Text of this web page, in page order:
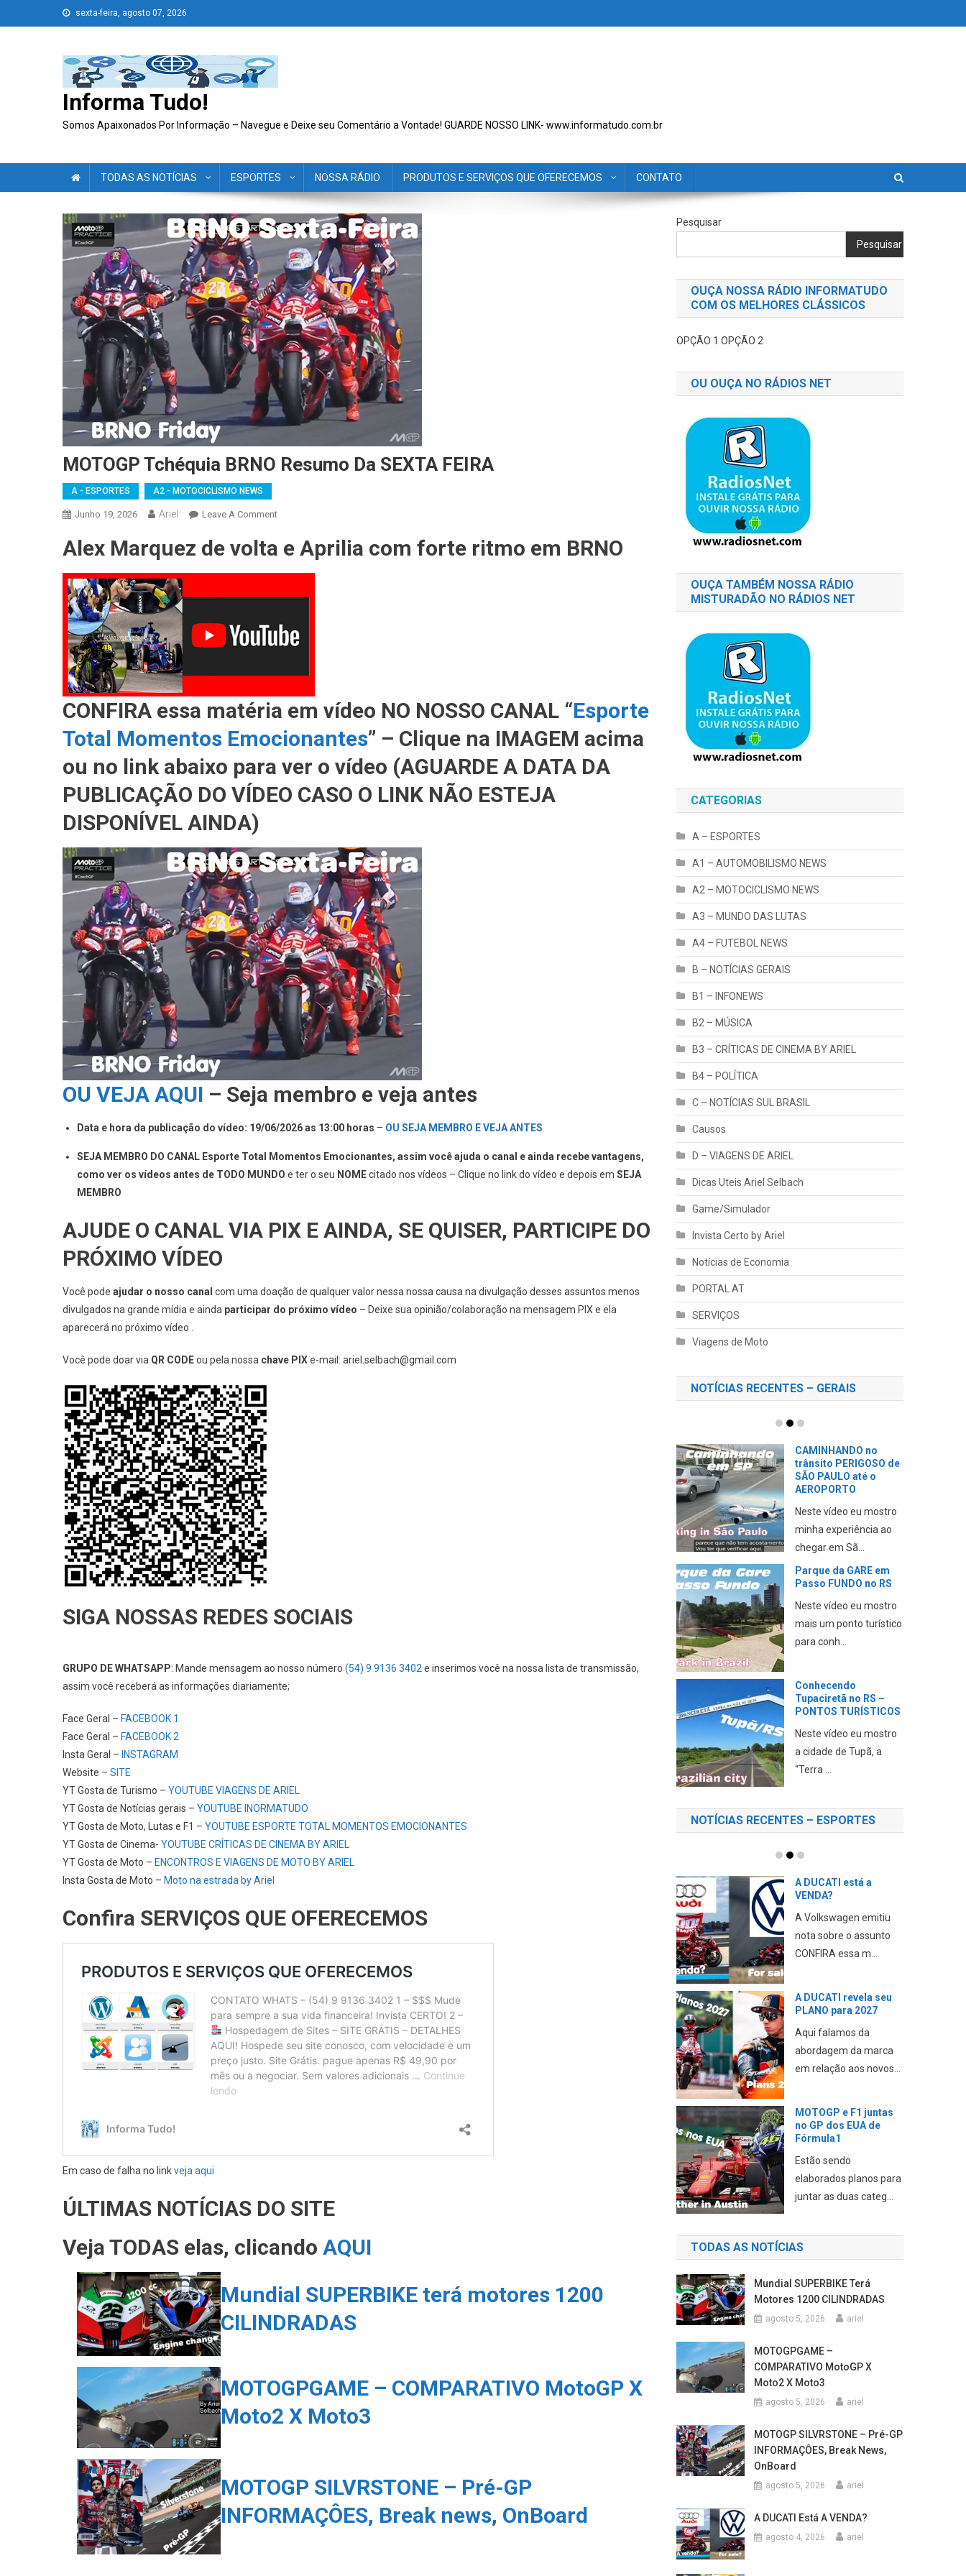
to
sexta-feira, agosto 07, 2026
Informa Tudo!
Somos Apaixonados Por Informação – Navegue e Deixe seu Comentário a Vontade! GUARDE NOSSO LINK- www.informatudo.com.br
TODAS AS NOTÍCIAS ESPORTES NOSSA RÁDIO PRODUTOS E SERVIÇOS QUE OFERECEMOS CONTATO
MOTOGP Tchéquia BRNO Resumo Da SEXTA FEIRA
A - ESPORTES A2 - MOTOCICLISMO NEWS
Junho 19, 2026 Ariel Leave A CommentOn
Tchéquia
Da
FEIRA
Alex Marquez de volta e Aprilia com forte ritmo em BRNO
CONFIRA essa matéria em vídeo NO NOSSO CANAL “Esporte
Total Momentos Emocionantes” – Clique na IMAGEM acima
ou no link abaixo para ver o vídeo (AGUARDE A DATA DA
PUBLICAÇÃO DO VÍDEO CASO O LINK NÃO ESTEJA
DISPONÍVEL AINDA)
OU VEJA AQUI – Seja membro e veja antes
Data e hora da publicação do vídeo: 19/06/2026 as 13:00 horas – OU SEJA MEMBRO E VEJA ANTES
SEJA MEMBRO DO CANAL Esporte Total Momentos Emocionantes, assim você ajuda o canal e ainda recebe vantagens,
como ver os vídeos antes de TODO MUNDO e ter o seu NOMEcitado nos vídeos – Clique no link do vídeo e depois em SEJA
MEMBRO
AJUDE O CANAL VIA PIX E AINDA, SE QUISER, PARTICIPE DO
PRÓXIMO VÍDEO
Você pode ajudar o nosso canal com uma doação de qualquer valor nessa nossa causa na divulgação desses assuntos menos
divulgados na grande mídia e ainda participar do próximo vídeo – Deixe sua opinião/colaboração na mensagem PIX e ela
aparecerá no próximo vídeo .
Você pode doar via QR CODEou pela nossa chave PIXe-mail: ariel.selbach@gmail.com
SIGA NOSSAS REDES SOCIAIS
GRUPO DE WHATSAPP: Mande mensagem ao nosso número (54) 9 9136 3402 e inserimos você na nossa lista de transmissão,
assim você receberá as informações diariamente;
Face Geral – FACEBOOK 1
Face Geral – FACEBOOK 2
Insta Geral – INSTAGRAM
Website – SITE
YT Gosta de Turismo – YOUTUBE VIAGENS DE ARIEL
YT Gosta de Notícias gerais – YOUTUBE INORMATUDO
YT Gosta de Moto, Lutas e F1 – YOUTUBE ESPORTE TOTAL MOMENTOS EMOCIONANTES
YT Gosta de Cinema- YOUTUBE CRÍTICAS DE CINEMA BY ARIEL
YT Gosta de Moto – ENCONTROS E VIAGENS DE MOTO BY ARIEL
Insta Gosta de Moto – Moto na estrada by Ariel
Confira SERVIÇOS QUE OFERECEMOS
Em caso de falha no linkveja aqui
ÚLTIMAS NOTÍCIAS DO SITE
Veja TODAS elas, clicando AQUI
Mundial SUPERBIKE terá motores 1200
CILINDRADAS
MOTOGPGAME – COMPARATIVO MotoGP X
Moto2 X Moto3
MOTOGP SILVRSTONE – Pré-GP
INFORMAÇÔES, Break news, OnBoard
Pesquisar
Pesquisar
OUÇA NOSSA RÁDIO INFORMATUDO
COM OS MELHORES CLÁSSICOS
OPÇÃO 1OPÇÃO 2
OU OUÇA NO RÁDIOS NET
OUÇA TAMBÉM NOSSA RÁDIO
MISTURADÃO NO RÁDIOS NET
CATEGORIAS
A – ESPORTES
A1 – AUTOMOBILISMO NEWS
A2 – MOTOCICLISMO NEWS
A3 – MUNDO DAS LUTAS
A4 – FUTEBOL NEWS
B – NOTÍCIAS GERAIS
B1 – INFONEWS
B2 – MÚSICA
B3 – CRÍTICAS DE CINEMA BY ARIEL
B4 – POLÍTICA
C – NOTÍCIAS SUL BRASIL
Causos
D – VIAGENS DE ARIEL
Dicas Uteis Ariel Selbach
Game/Simulador
Invista Certo by Ariel
Notícias de Economia
PORTAL AT
SERVIÇOS
Viagens de Moto
NOTÍCIAS RECENTES – GERAIS
CAMINHANDO no
trânsito PERIGOSO de
SÃO PAULO até o
AEROPORTO
Neste vídeo eu mostro
minha experiência ao
chegar em Sã...
Parque da GARE em
Passo FUNDO no RS
Neste vídeo eu mostro
mais um ponto turístico
para conh...
Conhecendo
Tupaciretã no RS –
PONTOS TURÍSTICOS
Neste vídeo eu mostro
a cidade de Tupã, a
“Terra ...
NOTÍCIAS RECENTES – ESPORTES
A DUCATI está a
VENDA?
A Volkswagen emitiu
nota sobre o assunto
CONFIRA essa m...
A DUCATI revela seu
PLANO para 2027
Aqui falamos da
abordagem da marca
em relação aos novos...
MOTOGP e F1 juntas
no GP dos EUA de
Fórmula1
Estão sendo
elaborados planos para
juntar as duas categ...
TODAS AS NOTÍCIAS
Mundial SUPERBIKE Terá
Motores 1200 CILINDRADAS
agosto 5, 2026 ariel
MOTOGPGAME –
COMPARATIVO MotoGP X
Moto2 X Moto3
agosto 5, 2026 ariel
MOTOGP SILVRSTONE – Pré-GP
INFORMAÇÔES, Break News,
OnBoard
agosto 5, 2026 ariel
A DUCATI Está A VENDA?
agosto 4, 2026 ariel